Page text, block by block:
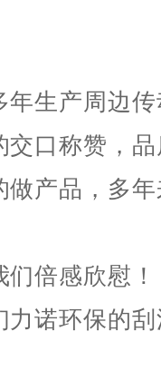
年生产周边
交口称赞，
做产品，多
们倍感欣慰
力诺环保的